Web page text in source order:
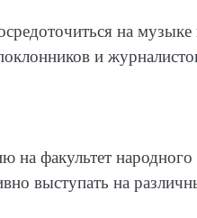
на музыке
и
на факультет народного
выступать на